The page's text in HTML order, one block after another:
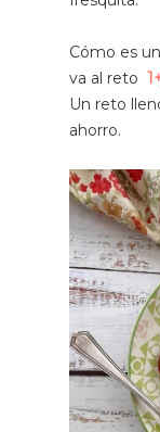
Cómo es
va al reto
Un reto
ahorro.